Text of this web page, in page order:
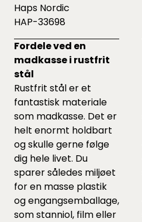
Haps Nordic
HAP-33698
Fordele ved en
madkasse i rustfrit
stål
Rustfrit stål er et
fantastisk materiale
som madkasse. Det er
helt enormt holdbart
og skulle gerne følge
dig hele livet. Du
sparer således miljøet
for en masse plastik
og engangsemballage,
som stanniol, film eller